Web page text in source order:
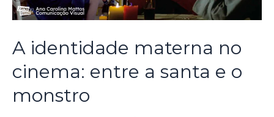
A identidade materna no
cinema: entre a santa e o
monstro